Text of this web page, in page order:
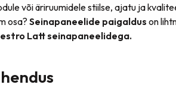
või äriruumidele stiilse, ajatu ja
osa? Seinapaneelide paigaldus on
Latt seinapaneelidega.